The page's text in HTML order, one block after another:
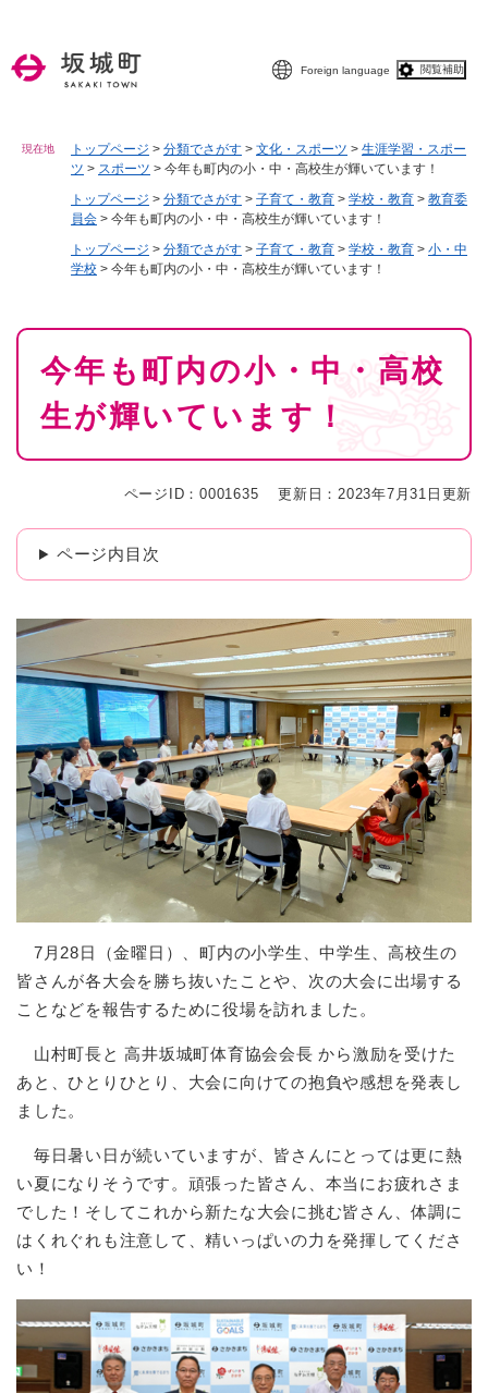
Foreign language 閲覧補助
現在地 トップページ > 分類でさがす > 文化・スポーツ > 生涯学習・スポー
ツ > スポーツ > 今年も町内の小・中・高校生が輝いています！
トップページ > 分類でさがす > 子育て・教育 > 学校・教育 > 教育委
員会 > 今年も町内の小・中・高校生が輝いています！
トップページ > 分類でさがす > 子育て・教育 > 学校・教育 > 小・中
学校 > 今年も町内の小・中・高校生が輝いています！
本
今年も町内の小・中・高校
生が輝いています！
ページID：0001635 更新日：2023年7月31日更新
ページ内目次
7月28日（金曜日）、町内の小学生、中学生、高校生の
皆さんが各大会を勝ち抜いたことや、次の大会に出場する
ことなどを報告するために役場を訪れました。
山村町長と 高井坂城町体育協会会長 から激励を受けた
あと、ひとりひとり、大会に向けての抱負や感想を発表し
ました。
毎日暑い日が続いていますが、皆さんにとっては更に熱
い夏になりそうです。頑張った皆さん、本当にお疲れさま
でした！そしてこれから新たな大会に挑む皆さん、体調に
はくれぐれも注意して、精いっぱいの力を発揮してくださ
い！